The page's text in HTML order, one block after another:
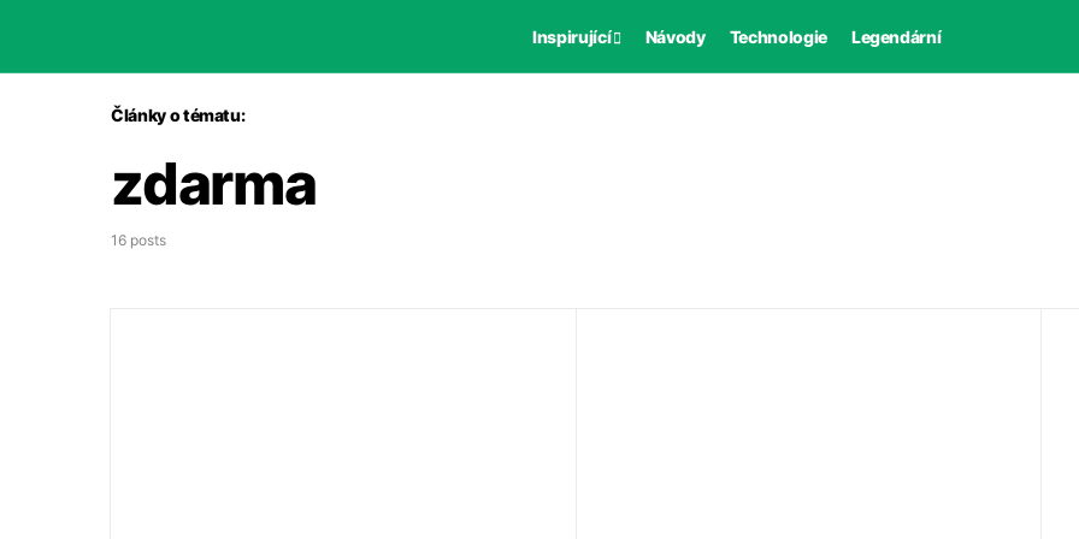
Inspirující Návody Technologie Legendární
Články o tématu:
zdarma
16 posts